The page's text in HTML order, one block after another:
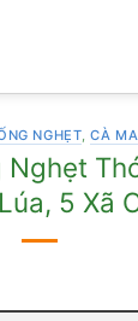
NGHẸT,CÀ
Nghẹt
5 Xã